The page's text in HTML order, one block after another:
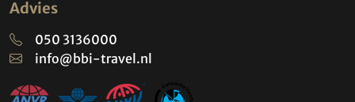
Advies
050 3136000
info@bbi-travel.nl